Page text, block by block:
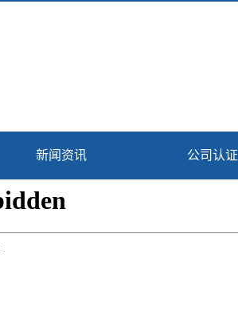
新闻资讯 公司认证